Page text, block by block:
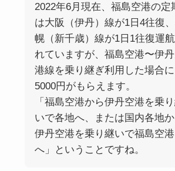
2022年6月現在、福島空港の定
は大阪（伊丹）線が1日4往復
幌（新千歳）線が1日1往復運
れていますが、福島空港〜伊
港線を乗り継ぎ利用した場合に
5000円がもらえます。
「福島空港から伊丹空港を乗
いで各地へ、または国内各地
伊丹空港を乗り継いで福島空港
へ」ということですね。